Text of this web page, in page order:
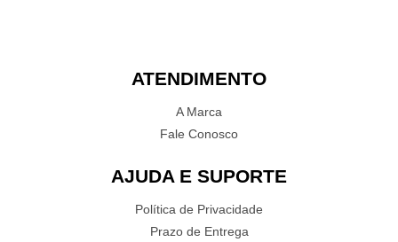
ATENDIMENTO
A Marca
Fale Conosco
AJUDA E SUPORTE
Política de Privacidade
Prazo de Entrega